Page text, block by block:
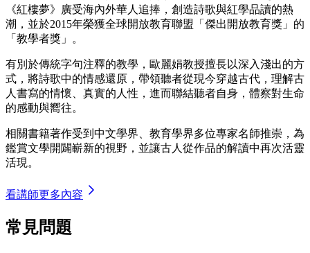
《紅樓夢》廣受海內外華人追捧，創造詩歌與紅學品讀的熱
潮，並於2015年榮獲全球開放教育聯盟「傑出開放教育獎」的
「教學者獎」。
有別於傳統字句注釋的教學，歐麗娟教授擅長以深入淺出的方
式，將詩歌中的情感還原，帶領聽者從現今穿越古代，理解古
人書寫的情懷、真實的人性，進而聯結聽者自身，體察對生命
的感動與嚮往。
相關書籍著作受到中文學界、教育學界多位專家名師推崇，為
鑑賞文學開闢嶄新的視野，並讓古人從作品的解讀中再次活靈
活現。
看講師更多內容
常見問題